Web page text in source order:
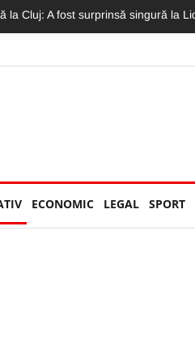
Concertul Lewis Capaldi,
ECONOMIC LEGAL SPORT